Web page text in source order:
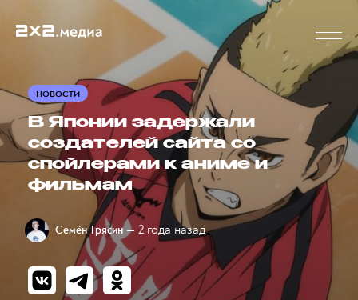
НОВОСТИ
В Японии задержали
создателей сайта со
спойлерами к аниме и
фильмам
Семён Трясин — 2 года назад